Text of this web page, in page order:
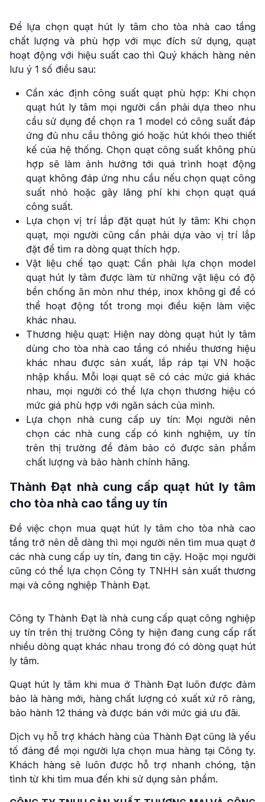
Để lựa chọn quạt hút ly tâm cho tòa nhà cao tầng
chất lượng và phù hợp với mục đích sử dụng, quạt
hoạt động với hiệu suất cao thì Quý khách hàng nên
lưu ý 1 số điều sau:
Cần xác định công suất quạt phù hợp: Khi chọn
quạt hút ly tâm mọi người cần phải dựa theo nhu
cầu sử dụng để chọn ra 1 model có công suất đáp
ứng đủ nhu cầu thông gió hoặc hút khói theo thiết
kế của hệ thống. Chọn quạt công suất không phù
hợp sẽ làm ảnh hưởng tới quá trình hoạt động
quạt không đáp ứng nhu cầu nếu chọn quạt công
suất nhỏ hoặc gây lãng phí khi chọn quạt quá
công suất.
Lựa chọn vị trí lắp đặt quạt hút ly tâm: Khi chọn
quạt, mọi người cũng cần phải dựa vào vị trí lắp
đặt để tìm ra dòng quạt thích hợp.
Vật liệu chế tạo quạt: Cần phải lựa chọn model
quạt hút ly tâm được làm từ những vật liệu có độ
bền chống ăn mòn như thép, inox không gỉ để có
thể hoạt động tốt trong mọi điều kiện làm việc
khác nhau.
Thương hiệu quạt: Hiện nay dòng quạt hút ly tâm
dùng cho tòa nhà cao tầng có nhiều thương hiệu
khác nhau được sản xuất, lắp ráp tại VN hoặc
nhập khẩu. Mỗi loại quạt sẽ có các mức giá khác
nhau, mọi người có thể lựa chọn thương hiệu có
mức giá phù hợp với ngăn sách của mình.
Lựa chọn nhà cung cấp uy tín: Mọi người nên
chọn các nhà cung cấp có kinh nghiệm, uy tín
trên thị trường để đảm bảo có được sản phẩm
chất lượng và bảo hành chính hãng.
Thành Đạt nhà cung cấp quạt hút ly tâm
cho tòa nhà cao tầng uy tín
Để việc chọn mua quạt hút ly tâm cho tòa nhà cao
tầng trở nên dễ dàng thì mọi người nên tìm mua quạt ở
các nhà cung cấp uy tín, đang tin cậy. Hoặc mọi người
cũng có thể lựa chọn Công ty TNHH sản xuất thương
mại và công nghiệp Thành Đạt.
Công ty Thành Đạt là nhà cung cấp quạt công nghiệp
uy tín trên thị trường Công ty hiện đang cung cấp rất
nhiều dòng quạt khác nhau trong đó có dòng quạt hút
ly tâm.
Quạt hút ly tâm khi mua ở Thành Đạt luôn được đảm
bảo là hàng mới, hàng chất lượng có xuất xứ rõ ràng,
bảo hành 12 tháng và được bán với mức giá ưu đãi.
Dịch vụ hỗ trợ khách hàng của Thành Đạt cũng là yếu
tố đáng để mọi người lựa chọn mua hàng tại Công ty.
Khách hàng sẽ luôn được hỗ trợ nhanh chóng, tận
tình từ khi tìm mua đến khi sử dụng sản phẩm.